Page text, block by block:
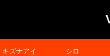
キズナアイ シロ